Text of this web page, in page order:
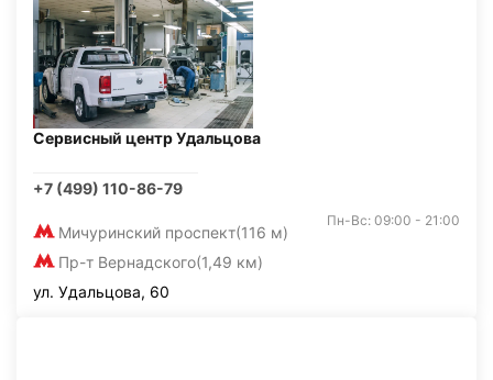
Сервисный центр Удальцова
+7 (499) 110-86-79
Мичуринский проспект(116 м)
Пр-т Вернадского(1,49 км)
Пн-Вс: 09:00 - 21:00
ул. Удальцова, 60